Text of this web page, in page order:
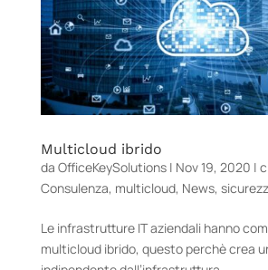
Multicloud ibrido
da OfficeKeySolutions| Nov 19, 2020 |
Consulenza, multicloud, News,
Le infrastrutture IT aziendali hanno
multicloud ibrido, questo perchè crea